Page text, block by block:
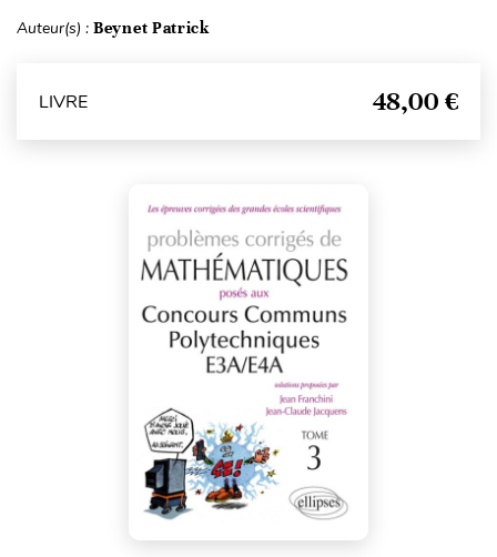
Auteur(s) : Beynet Patrick
LIVRE 48,00 €